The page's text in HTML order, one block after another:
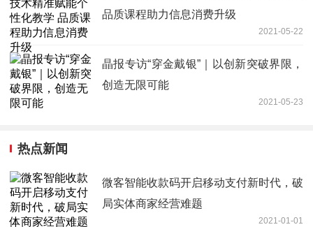
品质课程助力信息消费升级
2021-05-22
晶报专访“穿金戴银”｜以创新突破界限，
创造无限可能
2021-05-23
热点新闻
微客智能收款码开启移动支付新时代，破
局实体商家经营难题
2021-01-01